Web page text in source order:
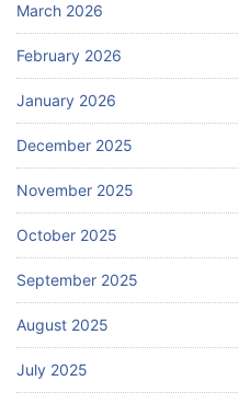
March 2026
February 2026
January 2026
December 2025
November 2025
October 2025
September 2025
August 2025
July 2025